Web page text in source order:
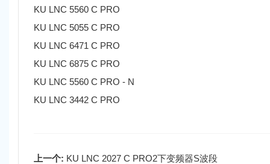
KU LNC 5560 C PRO
KU LNC 5055 C PRO
KU LNC 6471 C PRO
KU LNC 6875 C PRO
KU LNC 5560 C PRO - N
KU LNC 3442 C PRO
上一个: KU LNC 2027 C PRO2下变频器S波段